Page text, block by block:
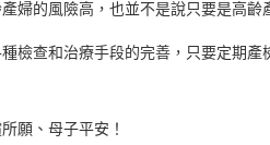
婦的風險高，也並不是說只要是高齡
檢查和治療手段的完善，只要定期
願、母子平安！